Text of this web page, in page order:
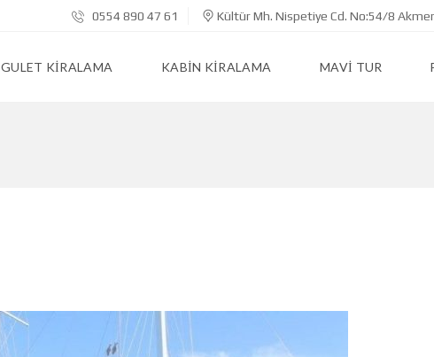
0554 890 47 61 Kültür Mh. Nispetiye Cd. No:54/8
GULET KIRALAMA KABIN KIRALAMA MAVI TUR